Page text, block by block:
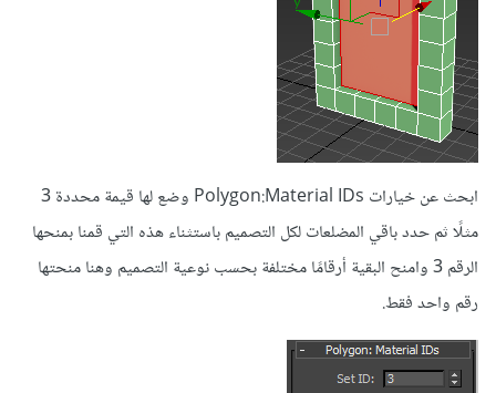
ابحث عن خيارات Polygon:Material IDs وضع لها قيمة محددة 3
مثلًا ثم حدد باقي المضلعات لكل التصميم باستثناء هذه التي قمنا بمنحها
الرقم 3 وامنح البقية أرقامًا مختلفة بحسب نوعية التصميم وهنا منحتها
رقم واحد فقط.